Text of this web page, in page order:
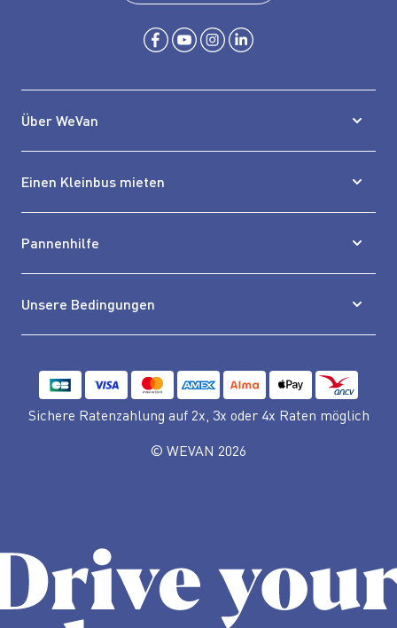
Über WeVan
Einen Kleinbus mieten
Pannenhilfe
Unsere Bedingungen
Sichere Ratenzahlung auf 2x, 3x oder 4x Raten möglich
© WEVAN 2026